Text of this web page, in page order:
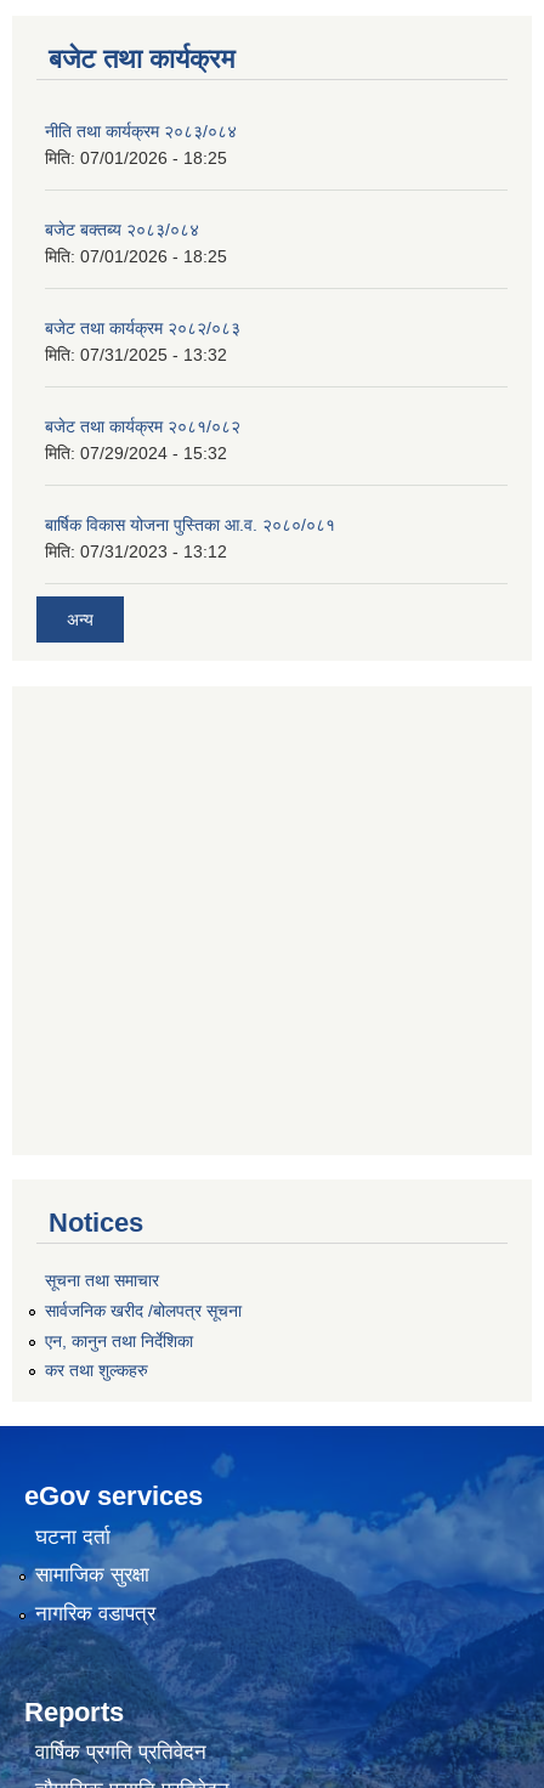
बजेट तथा कार्यक्रम
नीति तथा कार्यक्रम २०८३/०८४
मिति: 07/01/2026 - 18:25
बजेट बक्तब्य २०८३/०८४
मिति: 07/01/2026 - 18:25
बजेट तथा कार्यक्रम २०८२/०८३
मिति: 07/31/2025 - 13:32
बजेट तथा कार्यक्रम २०८१/०८२
मिति: 07/29/2024 - 15:32
बार्षिक विकास योजना पुस्तिका आ.व. २०८०/०८१
मिति: 07/31/2023 - 13:12
अन्य
Notices
सूचना तथा समाचार
सार्वजनिक खरीद /बोलपत्र सूचना
एन, कानुन तथा निर्देशिका
कर तथा शुल्कहरु
eGov services
घटना दर्ता
सामाजिक सुरक्षा
नागरिक वडापत्र
Reports
वार्षिक प्रगति प्रतिवेदन